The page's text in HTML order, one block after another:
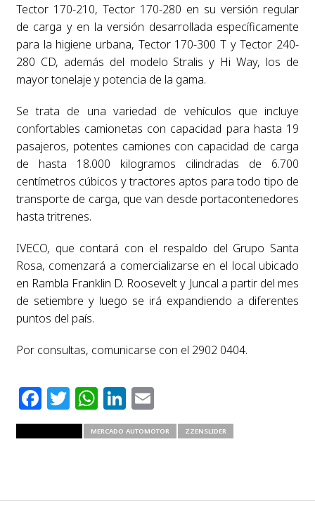
Tector 170-210, Tector 170-280 en su versión regular
de carga y en la versión desarrollada específicamente
para la higiene urbana, Tector 170-300 T y Tector 240-
280 CD, además del modelo Stralis y Hi Way, los de
mayor tonelaje y potencia de la gama.
Se trata de una variedad de vehículos que incluye
confortables camionetas con capacidad para hasta 19
pasajeros, potentes camiones con capacidad de carga
de hasta 18.000 kilogramos cilindradas de 6.700
centímetros cúbicos y tractores aptos para todo tipo de
transporte de carga, que van desde portacontenedores
hasta tritrenes.
IVECO, que contará con el respaldo del Grupo Santa
Rosa, comenzará a comercializarse en el local ubicado
en Rambla Franklin D. Roosevelt y Juncal a partir del mes
de setiembre y luego se irá expandiendo a diferentes
puntos del país.
Por consultas, comunicarse con el 2902 0404.
Facebook
Twitter
WhatsApp
LinkedIn
Email
MERCADO AUTOMOTOR ZZENSLIDER